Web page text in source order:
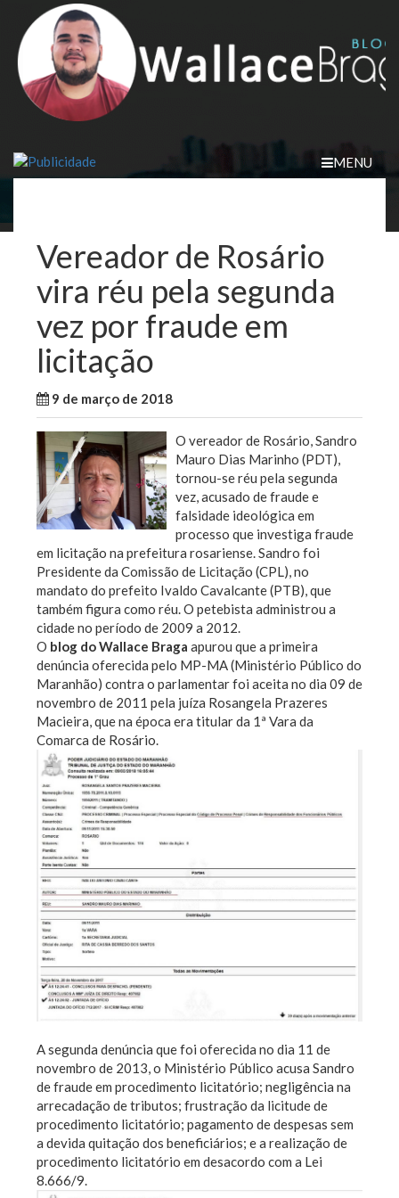
content
MENU
Vereador de Rosário
vira réu pela segunda
vez por fraude em
licitação
9 de março de 2018
O vereador de Rosário, Sandro
Mauro Dias Marinho (PDT),
tornou-se réu pela segunda
vez, acusado de fraude e
falsidade ideológica em
processo que investiga fraude
em licitação na prefeitura rosariense. Sandro foi
Presidente da Comissão de Licitação (CPL), no
mandato do prefeito Ivaldo Cavalcante (PTB), que
também figura como réu. O petebista administrou a
cidade no período de 2009 a 2012.
O blog do Wallace Braga apurou que a primeira
denúncia oferecida pelo MP-MA (Ministério Público do
Maranhão) contra o parlamentar foi aceita no dia 09 de
novembro de 2011 pela juíza Rosangela Prazeres
Macieira, que na época era titular da 1ª Vara da
Comarca de Rosário.
A segunda denúncia que foi oferecida no dia 11 de
novembro de 2013, o Ministério Público acusa Sandro
de fraude em procedimento licitatório; negligência na
arrecadação de tributos; frustração da licitude de
procedimento licitatório; pagamento de despesas sem
a devida quitação dos beneficiários; e a realização de
procedimento licitatório em desacordo com a Lei
8.666/9.